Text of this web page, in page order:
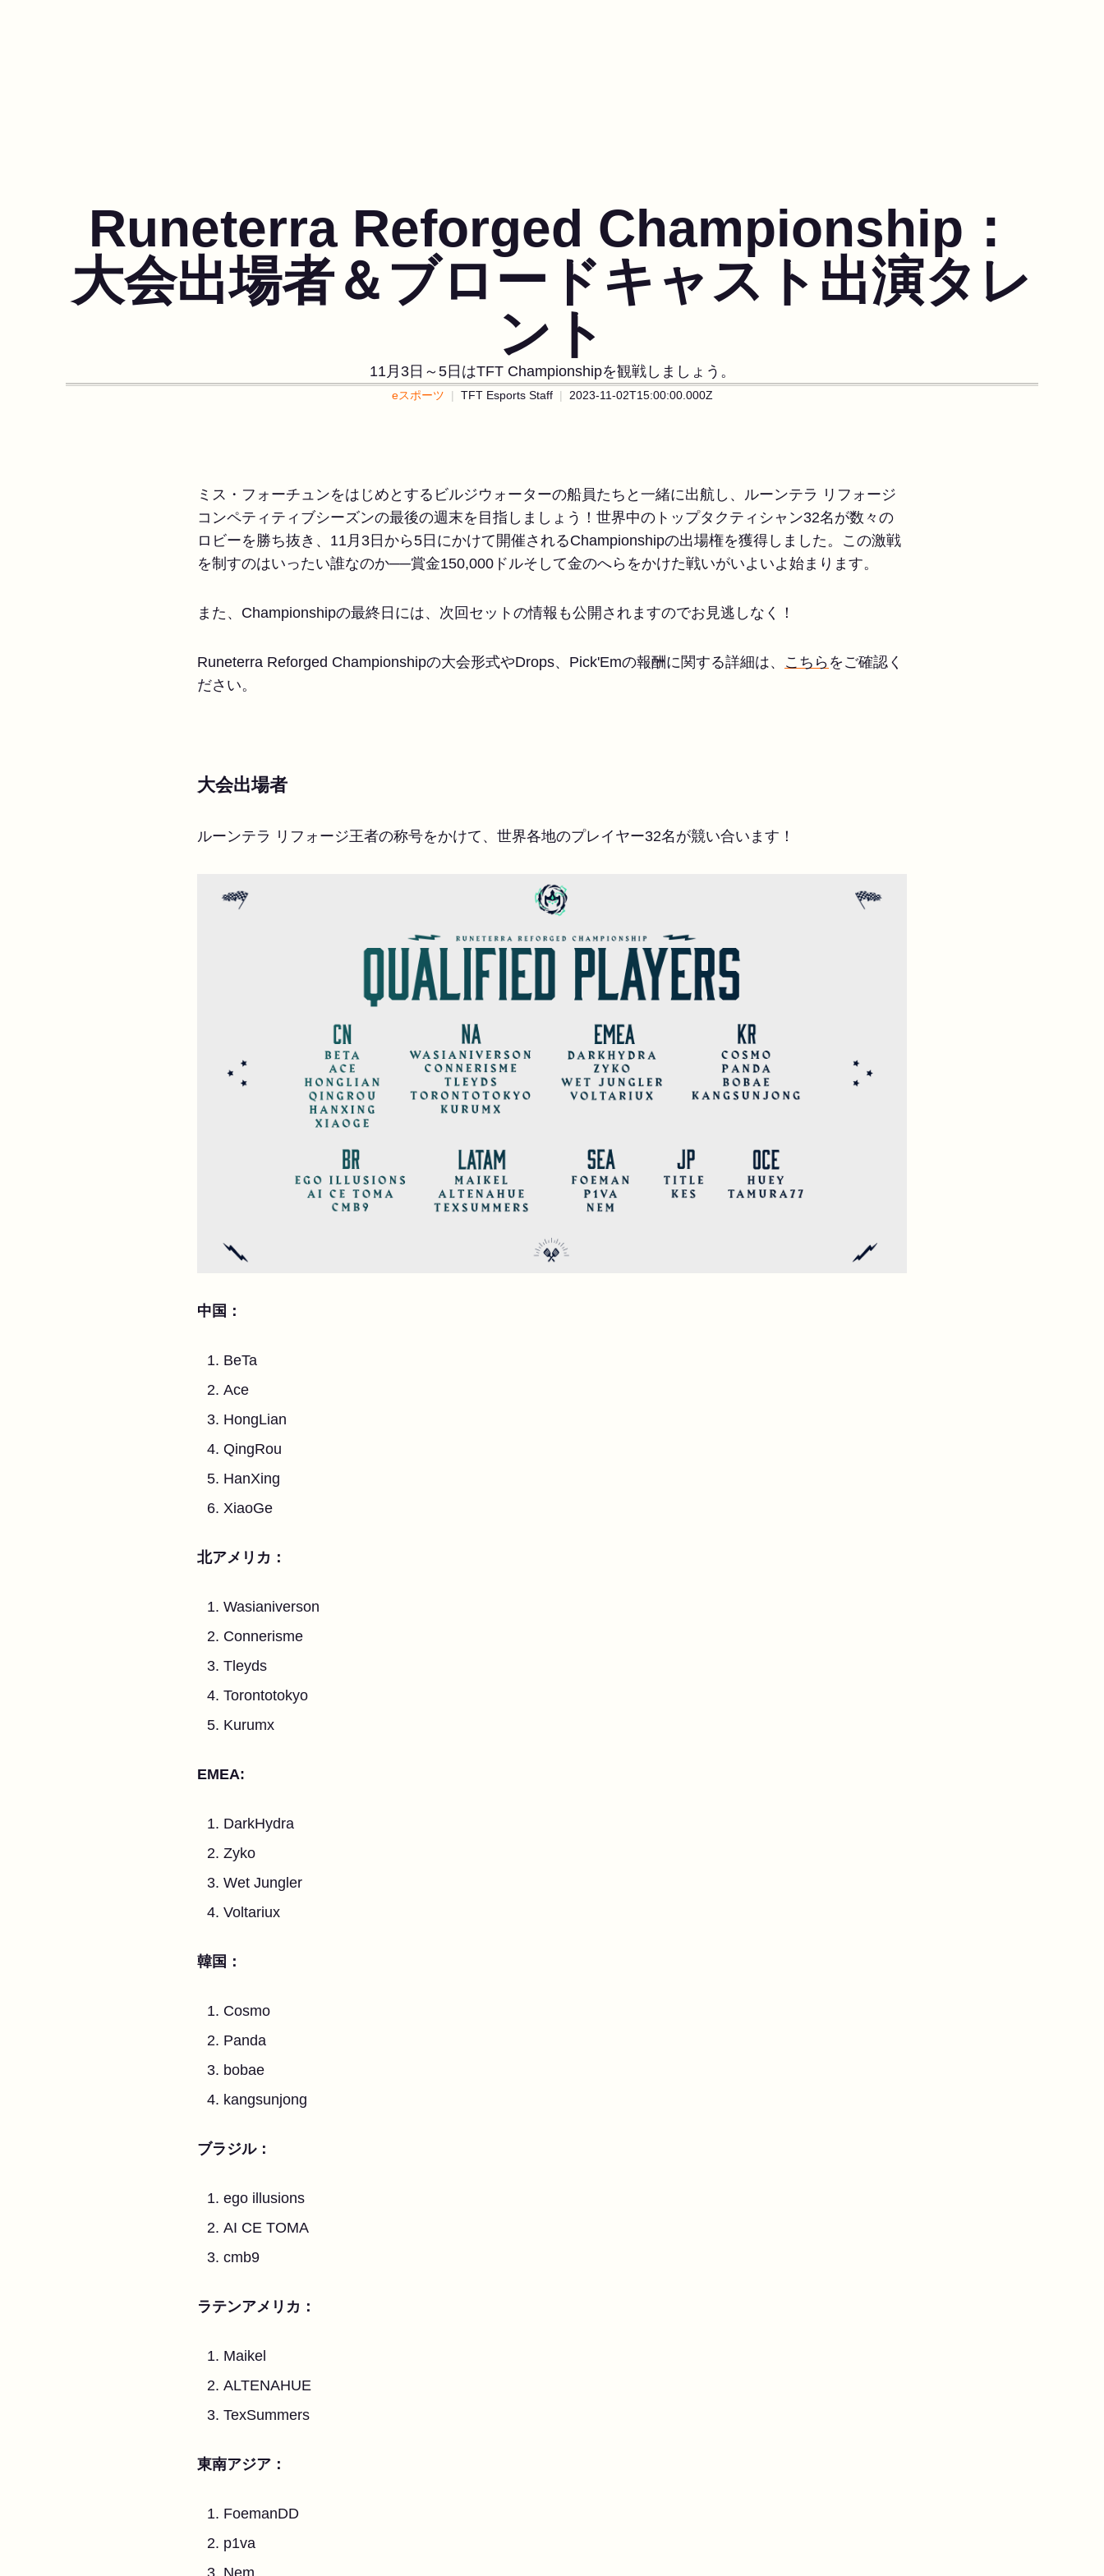
Runeterra Reforged Championship：
大会出場者＆ブロードキャスト出演タレ
ント
11月3日～5日はTFT Championshipを観戦しましょう。
eスポーツ TFT Esports Staff 2023-11-02T15:00:00.000Z
ミス・フォーチュンをはじめとするビルジウォーターの船員たちと一緒に出航し、ルーンテラ リフォージ
コンペティティブシーズンの最後の週末を目指しましょう！世界中のトップタクティシャン32名が数々の
ロビーを勝ち抜き、11月3日から5日にかけて開催されるChampionshipの出場権を獲得しました。この激戦
を制すのはいったい誰なのか──賞金150,000ドルそして金のへらをかけた戦いがいよいよ始まります。
また、Championshipの最終日には、次回セットの情報も公開されますのでお見逃しなく！
Runeterra Reforged Championshipの大会形式やDrops、Pick'Emの報酬に関する詳細は、 こちら をご確認く
ださい。
大会出場者
ルーンテラ リフォージ王者の称号をかけて、世界各地のプレイヤー32名が競い合います！
中国：
BeTa
Ace
HongLian
QingRou
HanXing
XiaoGe
北アメリカ：
Wasianiverson
Connerisme
Tleyds
Torontotokyo
Kurumx
EMEA:
DarkHydra
Zyko
Wet Jungler
Voltariux
韓国：
Cosmo
Panda
bobae
kangsunjong
ブラジル：
ego illusions
AI CE TOMA
cmb9
ラテンアメリカ：
Maikel
ALTENAHUE
TexSummers
東南アジア：
FoemanDD
p1va
Nem